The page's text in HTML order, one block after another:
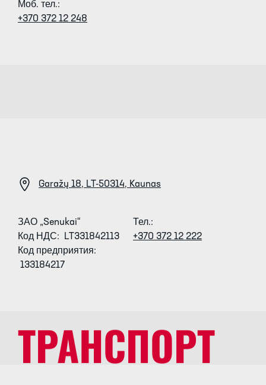
Моб. тел.:
+370 372 12 248
ТРАНСПОРТ
Garažų 18, LT-50314, Kaunas
ЗАО „Senukai“
Код НДС: LT331842113
Код предприятия:
133184217
Тел.:
+370 372 12 222